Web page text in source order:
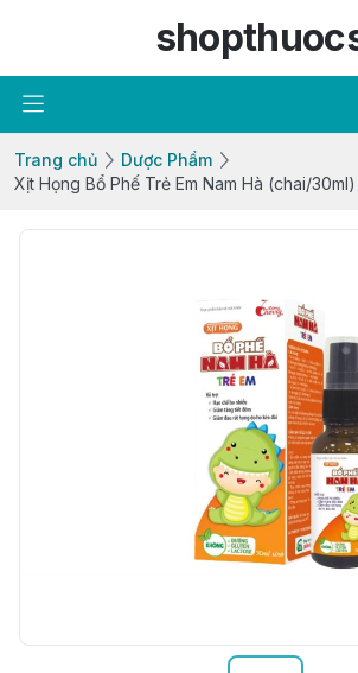
Trang chủ
Dược Phẩm
Xịt Họng Bổ Phế Trẻ Em Nam Hà (chai/30ml)